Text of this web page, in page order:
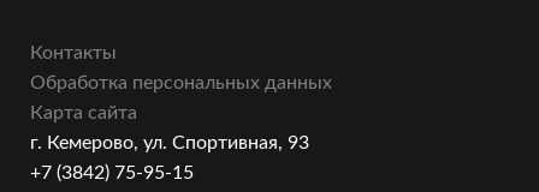
Контакты
Обработка персональных данных
Карта сайта
г. Кемерово, ул. Спортивная, 93
+7 (3842) 75-95-15